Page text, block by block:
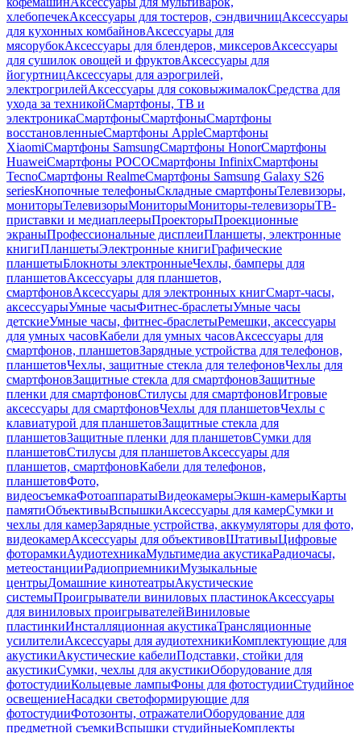
хлебопечекАксессуары для тостеров, сэндвичницАксессуары
для кухонных комбайновАксессуары для
мясорубокАксессуары для блендеров, миксеровАксессуары
для сушилок овощей и фруктовАксессуары для
йогуртницАксессуары для аэрогрилей,
электрогрилейАксессуары для соковыжималокСредства для
ухода за техникойСмартфоны, ТВ и
электроникаСмартфоныСмартфоныСмартфоны
восстановленныеСмартфоны AppleСмартфоны
XiaomiСмартфоны SamsungСмартфоны HonorСмартфоны
HuaweiСмартфоны POCOСмартфоны InfinixСмартфоны
TecnoСмартфоны RealmeСмартфоны Samsung Galaxy S26
seriesКнопочные телефоныСкладные смартфоныТелевизоры,
мониторыТелевизорыМониторыМониторы-телевизорыТВ-
приставки и медиаплеерыПроекторыПроекционные
экраныПрофессиональные дисплеиПланшеты, электронные
книгиПланшетыЭлектронные книгиГрафические
планшетыБлокноты электронныеЧехлы, бамперы для
планшетовАксессуары для планшетов,
смартфоновАксессуары для электронных книгСмарт-часы,
аксессуарыУмные часыФитнес-браслетыУмные часы
детскиеУмные часы, фитнес-браслетыРемешки, аксессуары
для умных часовКабели для умных часовАксессуары для
смартфонов, планшетовЗарядные устройства для телефонов,
планшетовЧехлы, защитные стекла для телефоновЧехлы для
смартфоновЗащитные стекла для смартфоновЗащитные
пленки для смартфоновСтилусы для смартфоновИгровые
аксессуары для смартфоновЧехлы для планшетовЧехлы с
клавиатурой для планшетовЗащитные стекла для
планшетовЗащитные пленки для планшетовСумки для
планшетовСтилусы для планшетовАксессуары для
планшетов, смартфоновКабели для телефонов,
планшетовФото,
видеосъемкаФотоаппаратыВидеокамерыЭкшн-камерыКарты
памятиОбъективыВспышкиАксессуары для камерСумки и
чехлы для камерЗарядные устройства, аккумуляторы для фото,
видеокамерАксессуары для объективовШтативыЦифровые
фоторамкиАудиотехникаМультимедиа акустикаРадиочасы,
метеостанцииРадиоприемникиМузыкальные
центрыДомашние кинотеатрыАкустические
системыПроигрыватели виниловых пластинокАксессуары
для виниловых проигрывателейВиниловые
пластинкиИнсталляционная акустикаТрансляционные
усилителиАксессуары для аудиотехникиКомплектующие для
акустикиАкустические кабелиПодставки, стойки для
акустикиСумки, чехлы для акустикиОборудование для
фотостудииКольцевые лампыФоны для фотостудииСтудийное
освещениеНасадки светоформирующие для
фотостудииФотозонты, отражателиОборудование для
предметной съемкиВспышки студийныеКомплекты